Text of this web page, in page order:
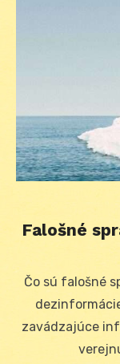
Falošné
Čo sú falošné
zavádzajúce